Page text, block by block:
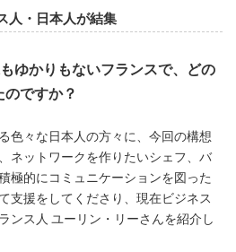
人・日本人が結集
ゆかりもないフランスで、どの
ですか？
色々な日本人の方々に、今回の構想
ネットワークを作りたいシェフ、バ
極的にコミュニケーションを図った
支援をしてくださり、現在ビジネス
ンス人 ユーリン・リーさんを紹介し